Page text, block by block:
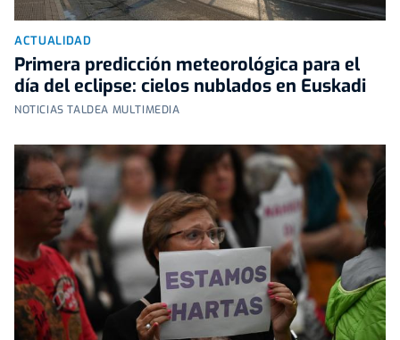
ACTUALIDAD
Primera predicción meteorológica para el
día del eclipse: cielos nublados en Euskadi
NOTICIAS TALDEA MULTIMEDIA